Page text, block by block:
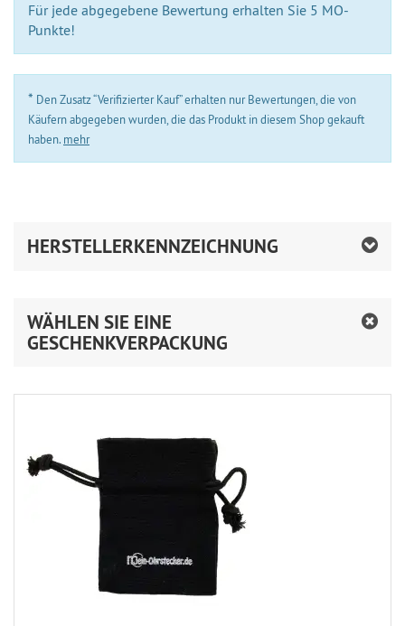
Für jede abgegebene Bewertung erhalten Sie 5 MO-
Punkte!
* Den Zusatz “Verifizierter Kauf” erhalten nur Bewertungen, die von
Käufern abgegeben wurden, die das Produkt in diesem Shop gekauft
haben. mehr
HERSTELLERKENNZEICHNUNG
WÄHLEN SIE EINE
GESCHENKVERPACKUNG